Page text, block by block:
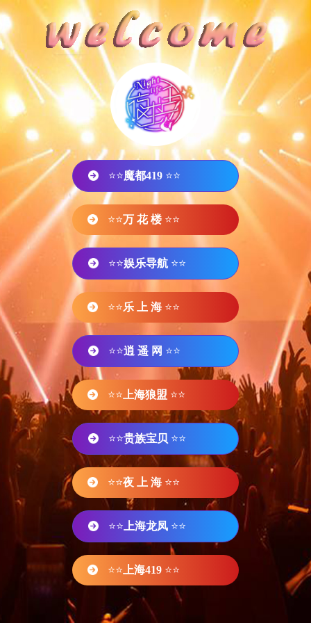
⭐⭐魔都419 ⭐⭐
⭐⭐万 花 楼 ⭐⭐
⭐⭐娱乐导航 ⭐⭐
⭐⭐乐 上 海 ⭐⭐
⭐⭐逍 遥 网 ⭐⭐
⭐⭐ 上海狼盟 ⭐⭐
⭐⭐贵族宝贝 ⭐⭐
⭐⭐夜 上 海 ⭐⭐
⭐⭐ 上海龙凤 ⭐⭐
⭐⭐ 上海419 ⭐⭐